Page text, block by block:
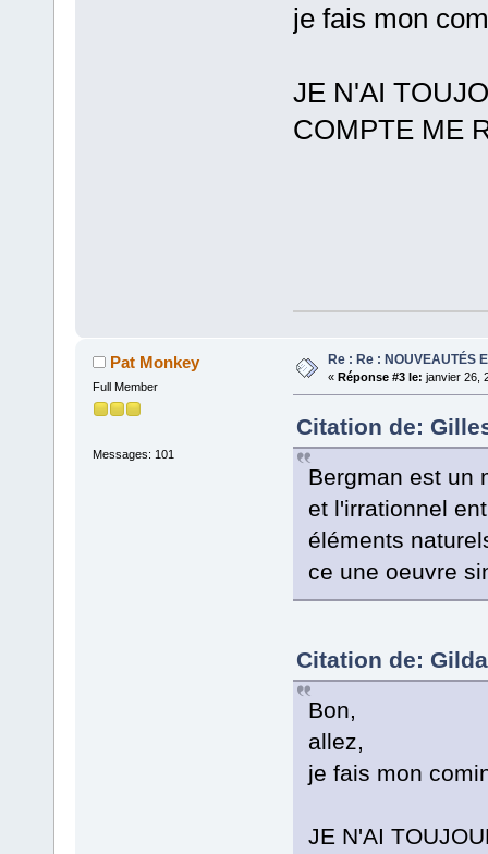
je fais mon
JE N'AI
COMPTE ME
Pat Monkey
Full Member
Messages: 101
Re : Re : NOUVEAUTÉS
« Réponse #3 le: janvier 26,
Citation de:
Bergman est un
et l'irrationnel
éléments
ce une oeuvre
Citation de:
Bon,
allez,
je fais mon
JE N'AI